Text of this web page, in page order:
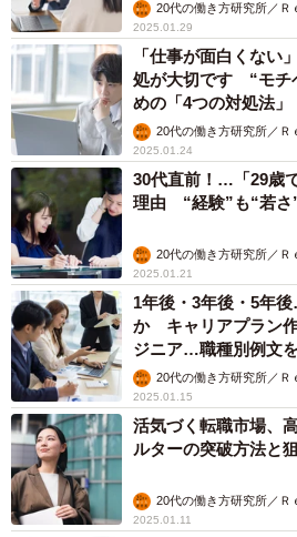
20代の働き方研究所／Ｒ
2025.01.29
「仕事が面白くな
処が大切です “モチ
めの「4つの対処法」
20代の働き方研究所／Ｒ
2025.01.24
30代直前！…「29歳
理由 “経験”も“若さ
20代の働き方研究所／Ｒ
2025.01.21
1年後・3年後・5年
か キャリアプラン
ジニア…職種別例文
20代の働き方研究所／Ｒ
2025.01.15
活気づく転職市場、
ルターの突破方法と
20代の働き方研究所／Ｒ
2025.01.11